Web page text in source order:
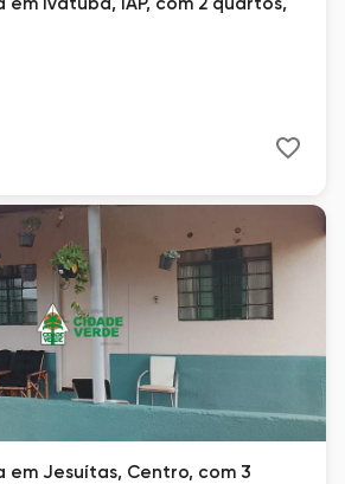
em Jesuítas, Centro, com 3